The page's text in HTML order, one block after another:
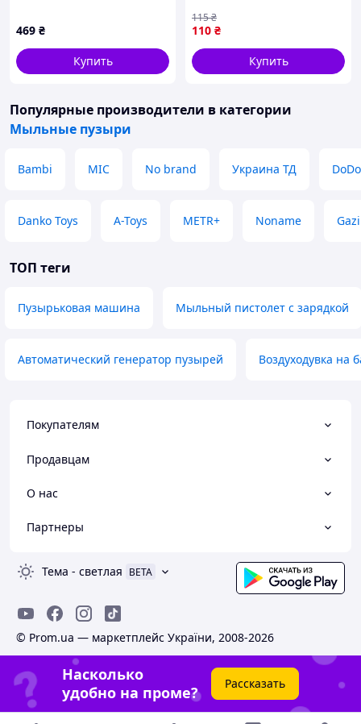
469 ₴
Купить
активных игр и
развлечений
110 ₴
115₴
Купить
Популярные производители в категории
Мыльные пузыри
Bambi MIC No brand Украина ТД DoDo
Danko Toys A-Toys METR+ Noname
ТОП теги
Пузырьковая машина Мыльный пистолет с зарядкой
Автоматический генератор пузырей Воздуходувка на
Покупателям
Продавцам
О нас
Партнеры
Тема - светлая BETA
© Prom.ua — маркетплейс України, 2008-2026
Насколько
удобно на проме?
Рассказать